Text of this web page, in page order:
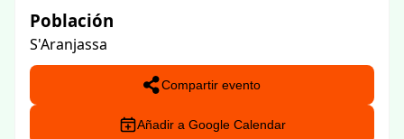
Población
S'Aranjassa
Compartir evento
Añadir a Google Calendar